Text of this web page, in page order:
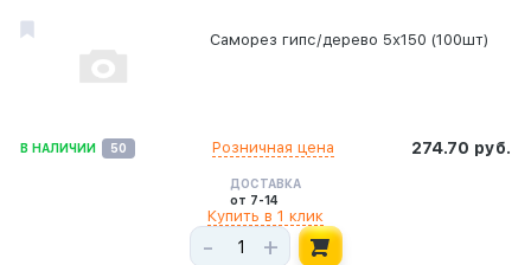
Саморез гипс/дерево 5х150 (100шт)
В НАЛИЧИИ 50 274.70 руб.
Розничная цена
ДОСТАВКА
от 7-14
- +
Купить в 1 клик